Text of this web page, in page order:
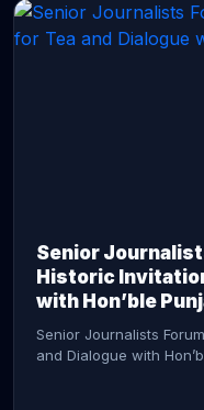
Senior
Historic
with Hon’ble
Senior Journalists
and Dialogue with